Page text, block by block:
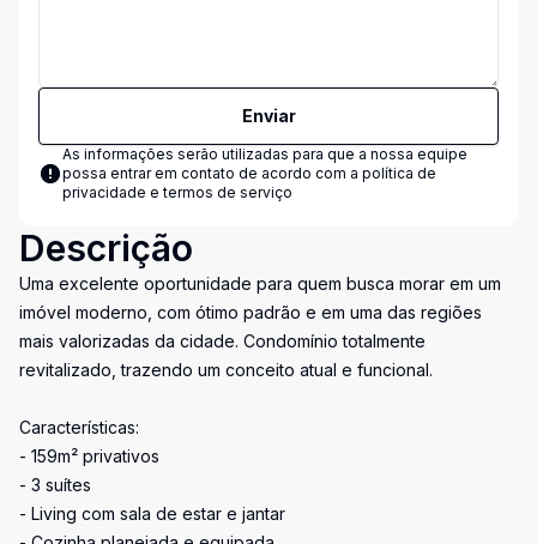
Enviar
As informações serão utilizadas para que a nossa equipe
possa entrar em contato de acordo com a política de
privacidade e termos de serviço
Descrição
Uma excelente oportunidade para quem busca morar em um
imóvel moderno, com ótimo padrão e em uma das regiões
mais valorizadas da cidade. Condomínio totalmente
revitalizado, trazendo um conceito atual e funcional.
Características:
- 159m² privativos
- 3 suítes
- Living com sala de estar e jantar